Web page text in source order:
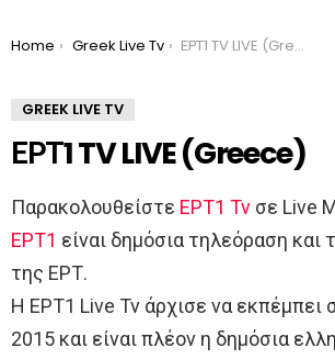
You are here:
Home Greek Live Tv ΕΡΤ1 TV LIVE (Greece)
GREEK LIVE TV
ΕΡΤ1 TV LIVE (Greece)
Παρακολουθείστε ΕΡΤ1 Tv σε Live
ΕΡΤ1 είναι δημόσια τηλεόραση και
της ΕΡΤ.
Η ΕΡΤ1 Live Tv άρχισε να εκπέμπει
2015 και είναι πλέον η δημόσια